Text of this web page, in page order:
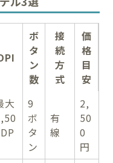
ボ
タ
ン
数
接
続
方
式
価
格
目
安
大
9
ボ
タ
ン
有
線
2,
50
0
円